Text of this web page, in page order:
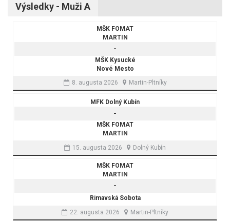
Výsledky - Muži A
MŠK FOMAT
MARTIN
-
MŠK Kysucké
Nové Mesto
8. augusta 2026
Martin-Pltníky
MFK Dolný Kubín
-
MŠK FOMAT
MARTIN
15. augusta 2026
Dolný Kubín
MŠK FOMAT
MARTIN
-
Rimavská Sobota
22. augusta 2026
Martin-Pltníky